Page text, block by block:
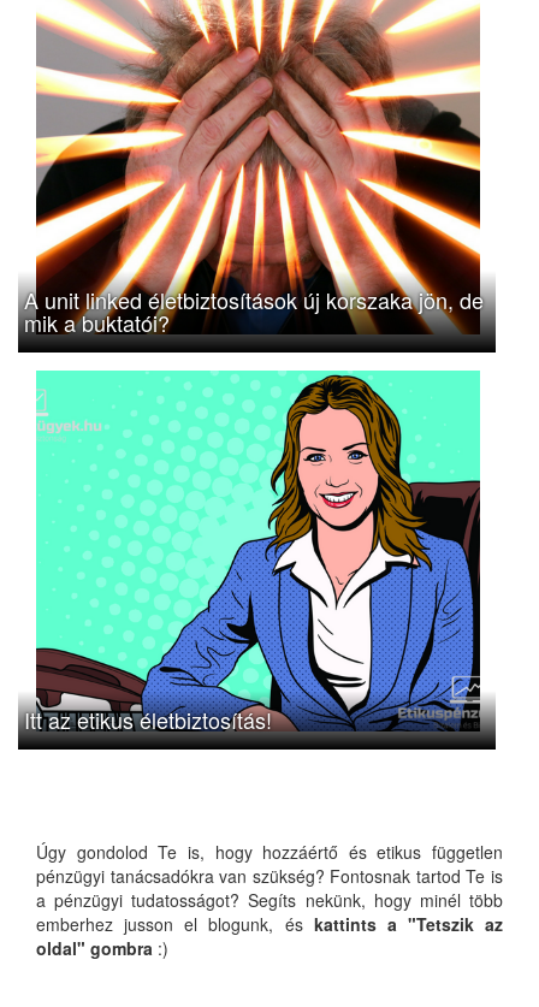
A unit linked életbiztosítások új korszaka jön, de
mik a buktatói?
Itt az etikus életbiztosítás!
Úgy gondolod Te is, hogy hozzáértő és etikus független
pénzügyi tanácsadókra van szükség? Fontosnak tartod Te is
a pénzügyi tudatosságot? Segíts nekünk, hogy minél több
emberhez jusson el blogunk, és kattints a "Tetszik az
oldal" gombra :)